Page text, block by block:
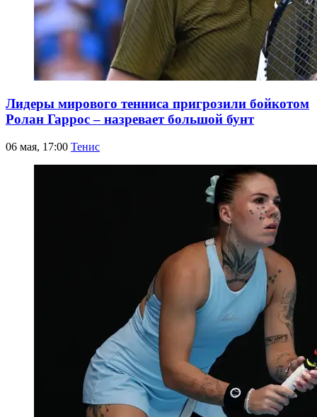
Лидеры мирового тенниса пригрозили бойкотом
Ролан Гаррос – назревает большой бунт
06 мая, 17:00 Тенис